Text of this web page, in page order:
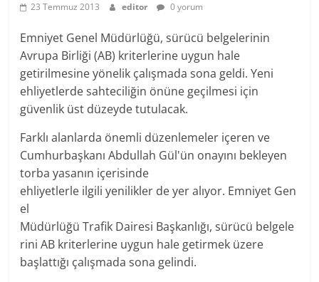
23 Temmuz 2013 editor 0 yorum
Emniyet Genel Müdürlüğü, sürücü belgelerinin
Avrupa Birliği (AB) kriterlerine uygun hale
getirilmesine yönelik çalışmada sona geldi. Yeni
ehliyetlerde sahteciliğin önüne geçilmesi için
güvenlik üst düzeyde tutulacak.
Farklıalanlarda önemli düzenlemeler içeren ve
Cumhurbaşkanı Abdullah Gül'ün onayını bekleyen
torba yasanın içerisinde
ehliyetlerle ilgili yenilikler deyeralıyor. Emniyet Gen
el
Müdürlüğü Trafik Dairesi Başkanlığı,sürücü belgele
rini AB kriterlerine uygun hale getirmek üzere
başlattığı çalışmada sona gelindi.